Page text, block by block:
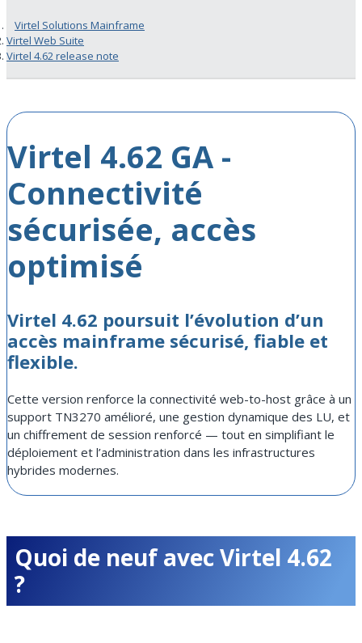
Virtel Solutions Mainframe
Virtel Web Suite
Virtel 4.62 release note
Virtel 4.62 GA -
Connectivité
sécurisée, accès
optimisé
Virtel 4.62 poursuit l’évolution d’un
accès mainframe sécurisé, fiable et
flexible.
Cette version renforce la connectivité web-to-host grâce à un
support TN3270 amélioré, une gestion dynamique des LU, et
un chiffrement de session renforcé — tout en simplifiant le
déploiement et l’administration dans les infrastructures
hybrides modernes.
Quoi de neuf avec Virtel 4.62
?